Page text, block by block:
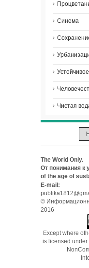
Синема
Чистая
The World Only.
От понимания к
of the age of
E-mail:
©
2016
Except where
is licensed under